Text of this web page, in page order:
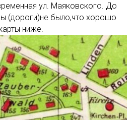
ул. Маяковского. До
(дороги)не было,что хорошо
ниже.